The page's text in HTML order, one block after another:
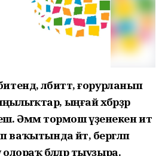
әлбиттә, ғорурланып
ыңғай хәбәрҙәр
Әммә тормош үҙенекен итә
әйтә, бергәләп
бәләләр тыуҙыра.